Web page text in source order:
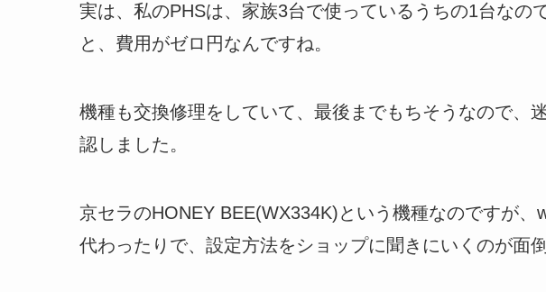
実は、私のPHSは、家族3台で使っているうちの1台なの
と、費用がゼロ円なんですね。
機種も交換修理をしていて、最後までもちそうなので、
認しました。
京セラのHONEY BEE(WX334K)という機種なのですが
代わったりで、設定方法をショップに聞きにいくのが面倒